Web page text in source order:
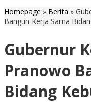
Homepage » Berita »
Bangun Kerja Sama
Gubernur
Pranowo
Bidang